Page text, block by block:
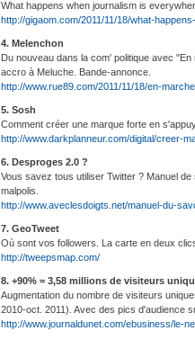
What happens when journalism is
http://gigaom.com/2011/11/18/what-
4. Melenchon
Du nouveau dans la com' politique avec
accro à Meluche. Bande-annonce.
http://www.rue89.com/2011/11/18/en-
5. Sosh
Comment créer une marque forte en
http://www.darkplanneur.com/digital/creer-
6. Desproges 2.0 ?
Vous savez tous utiliser Twitter ? Manuel
malpolis.
http://www.aveclesdoigts.net/manuel-du-
7. GeoTweet
Où sont vos followers. La carte en deux
http://tweepsmap.com/
8. +90% = 3,58 millions de visiteurs
Augmentation du nombre de visiteurs
2010-oct. 2011). Avec des pics d'audience
http://www.journaldunet.com/ebusiness/le-